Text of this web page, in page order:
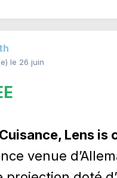
le 26 juin
Lens is
venue